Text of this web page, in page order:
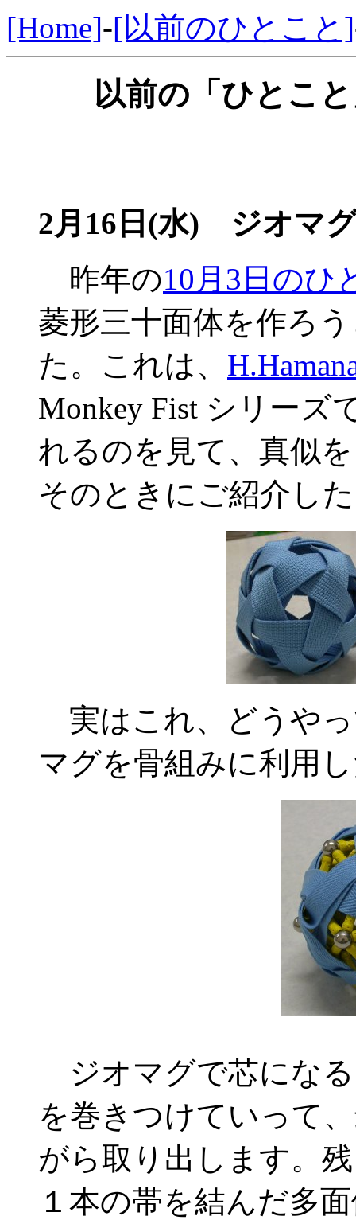
[Home]-[以前のひとこと]
以前の「ひとこ
2月16日(水) ジオマ
昨年の10月3日のひ
菱形三十面体を作ろ
た。これは、
Monkey Fist シリーズ
れるのを見て、真似
そのときにご紹介し
実はこれ、どうや
マグを骨組みに利用
ジオマグで芯にな
を巻きつけていって
がら取り出します。
１本の帯を結んだ多